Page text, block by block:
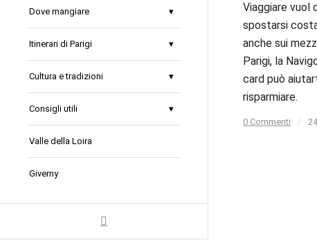
Dove mangiare
Itinerari di Parigi
Cultura e tradizioni
Consigli utili
Valle della Loira
Giverny
Viaggiare vuol
spostarsi
anche sui
Parigi, la
card può
risparmiare.
0 Commenti /